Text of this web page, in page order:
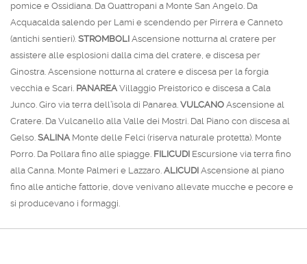
pomice e Ossidiana. Da Quattropani a Monte San Angelo. Da
Acquacalda salendo per Lami e scendendo per Pirrera e Canneto
(antichi sentieri). STROMBOLI Ascensione notturna al cratere per
assistere alle esplosioni dalla cima del cratere, e discesa per
Ginostra. Ascensione notturna al cratere e discesa per la forgia
vecchia e Scari. PANAREA Villaggio Preistorico e discesa a Cala
Junco. Giro via terra dell’isola di Panarea. VULCANO Ascensione al
Cratere. Da Vulcanello alla Valle dei Mostri. Dal Piano con discesa al
Gelso. SALINA Monte delle Felci (riserva naturale protetta). Monte
Porro. Da Pollara fino alle spiagge. FILICUDI Escursione via terra fino
alla Canna. Monte Palmeri e Lazzaro. ALICUDI Ascensione al piano
fino alle antiche fattorie, dove venivano allevate mucche e pecore e
si producevano i formaggi.